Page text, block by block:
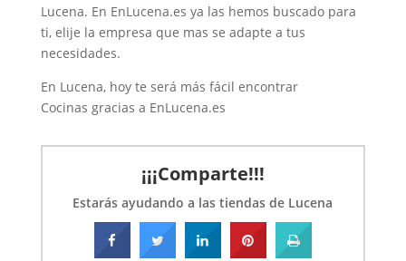
Lucena. En EnLucena.es ya las hemos buscado para
ti, elije la empresa que mas se adapte a tus
necesidades.
En Lucena, hoy te será más fácil encontrar
Cocinas gracias a EnLucena.es
¡¡¡Comparte!!!
Estarás ayudando a las tiendas de Lucena